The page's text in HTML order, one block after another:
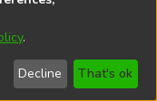
Córdoba
.
Decline That's ok